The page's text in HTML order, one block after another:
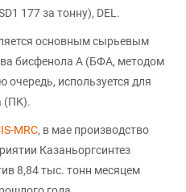
177 за тонну), DEL.
основным сырьевым
бисфенола А (БФА, методом
очередь, используется для
(ПК).
MRC, в мае производство
Казаньоргсинтез
8,84 тыс. тонн месяцем